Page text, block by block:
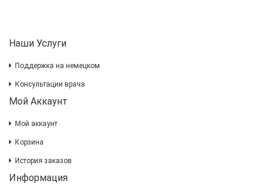
Наши Услуги
Поддержка на немецком
Консультации врача
Мой Аккаунт
Мой аккаунт
Корзина
История заказов
Информация